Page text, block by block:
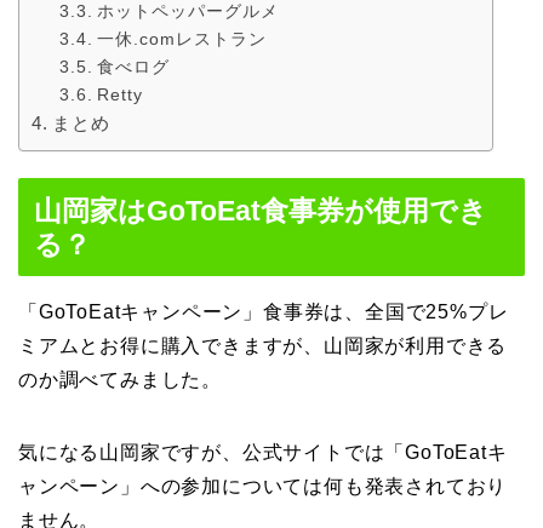
ホットペッパーグルメ
一休.comレストラン
食べログ
Retty
まとめ
山岡家はGoToEat食事券が使用でき
る？
「GoToEatキャンペーン」食事券は、全国で25%プレ
ミアムとお得に購入できますが、山岡家が利用できる
のか調べてみました。
気になる山岡家ですが、公式サイトでは「GoToEatキ
ャンペーン」への参加については何も発表されており
ません。